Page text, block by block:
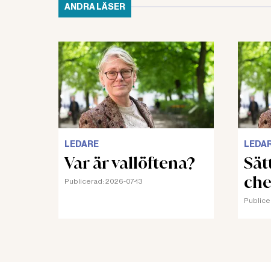
ANDRA LÄSER
LEDARE
Var är vallöftena?
Publicerad: 2026-07-13